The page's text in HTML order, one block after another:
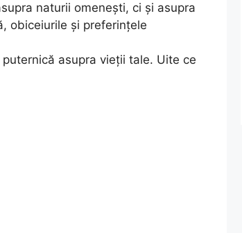
naturii omenești, ci și asupra
obiceiurile și preferințele
asupra vieții tale. Uite ce